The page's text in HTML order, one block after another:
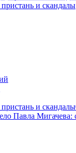
и скандалы
и скандалы
Павла Мигачева: